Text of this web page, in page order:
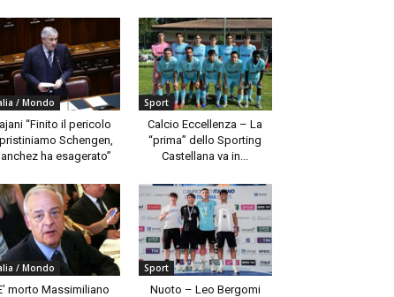
/ Mondo
“Finito il pericolo
Schengen,
ha esagerato”
Sport
Calcio Eccellenza – La
“prima” dello Sporting
Castellana va in...
/ Mondo
morto Massimiliano
Sport
Nuoto – Leo Bergomi